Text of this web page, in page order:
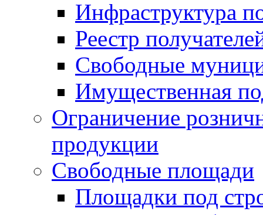
Инфраструктура
Реестр
Свободные
Имущественная
Ограничение
продукции
Свободные площади
Площадки под